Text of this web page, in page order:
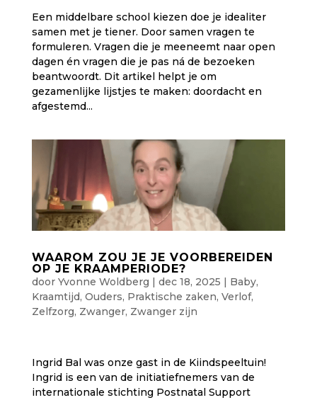
Een middelbare school kiezen doe je idealiter
samen met je tiener. Door samen vragen te
formuleren. Vragen die je meeneemt naar open
dagen én vragen die je pas ná de bezoeken
beantwoordt. Dit artikel helpt je om
gezamenlijke lijstjes te maken: doordacht en
afgestemd...
WAAROM ZOU JE JE VOORBEREIDEN
OP JE KRAAMPERIODE?
door Yvonne Woldberg | dec 18, 2025 | Baby,
Kraamtijd, Ouders, Praktische zaken, Verlof,
Zelfzorg, Zwanger, Zwanger zijn
Ingrid Bal was onze gast in de Kiindspeeltuin!
Ingrid is een van de initiatiefnemers van de
internationale stichting Postnatal Support